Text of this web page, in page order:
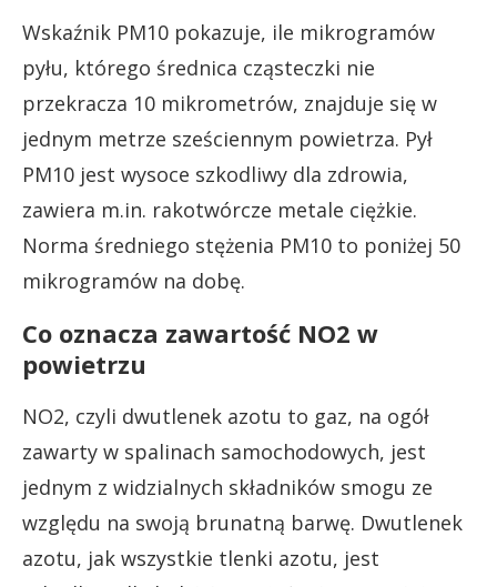
Wskaźnik PM10 pokazuje, ile mikrogramów
pyłu, którego średnica cząsteczki nie
przekracza 10 mikrometrów, znajduje się w
jednym metrze sześciennym powietrza. Pył
PM10 jest wysoce szkodliwy dla zdrowia,
zawiera m.in. rakotwórcze metale ciężkie.
Norma średniego stężenia PM10 to poniżej 50
mikrogramów na dobę.
Co oznacza zawartość NO2 w
powietrzu
NO2, czyli dwutlenek azotu to gaz, na ogół
zawarty w spalinach samochodowych, jest
jednym z widzialnych składników smogu ze
względu na swoją brunatną barwę. Dwutlenek
azotu, jak wszystkie tlenki azotu, jest